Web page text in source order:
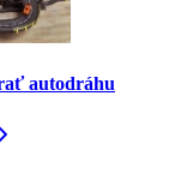
autodráhu